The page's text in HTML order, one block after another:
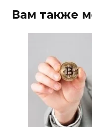
Вам также